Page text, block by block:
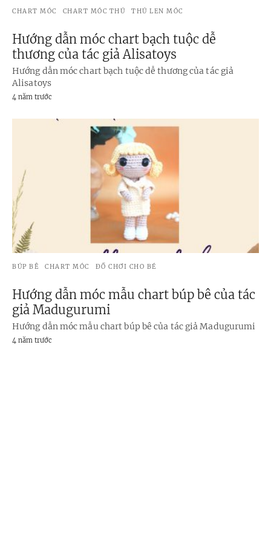
CHART MÓC CHART MÓC THÚ THÚ LEN MÓC
Hướng dẫn móc chart bạch tuộc dễ
thương của tác giả Alisatoys
Hướng dẫn móc chart bạch tuộc dễ thương của tác giả
Alisatoys
4 năm trước
BÚP BÊ CHART MÓC ĐỒ CHƠI CHO BÉ
Hướng dẫn móc mẫu chart búp bê của tác
giả Madugurumi
Hướng dẫn móc mẫu chart búp bê của tác giả Madugurumi
4 năm trước